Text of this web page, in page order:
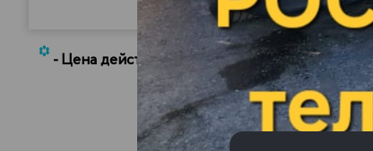
* - Цена действительна при условии заказа